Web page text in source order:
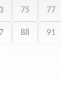
75 77
88 91